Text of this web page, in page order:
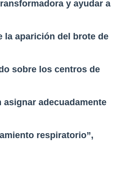
y ayudar a
la aparición del brote de
sobre los centros de
adecuadamente
respiratorio”,